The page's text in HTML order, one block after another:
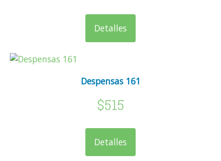
Detalles
Despensas 161
$515
Detalles